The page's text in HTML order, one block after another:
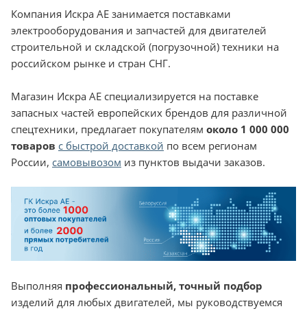
Компания Искра АЕ занимается поставками
электрооборудования и запчастей для двигателей
строительной и складской (погрузочной) техники на
российском рынке и стран СНГ.
Магазин Искра АЕ специализируется на поставке
запасных частей европейских брендов для различной
спецтехники, предлагает покупателям около 1 000 000
товаров с быстрой доставкой по всем регионам
России, самовывозом из пунктов выдачи заказов.
Выполняя профессиональный, точный подбор
изделий для любых двигателей, мы руководствуемся